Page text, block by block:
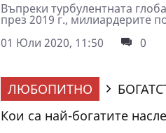
Въпреки турбулентната
през 2019 г., милиардерите
01 Юли 2020, 11:50
0
ЛЮБОПИТНО
Кои са най-богатите